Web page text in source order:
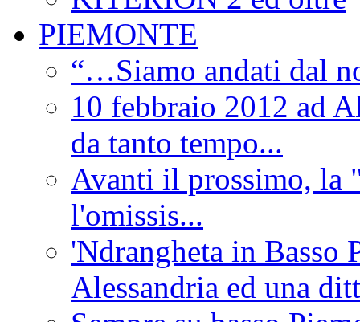
PIEMONTE
“…Siamo andati dal
10 febbraio 2012 ad
da tanto tempo...
Avanti il prossimo, la
l'omissis...
'Ndrangheta in Basso
Alessandria ed una